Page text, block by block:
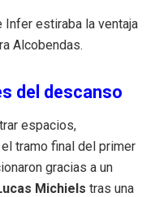
Infer estiraba la ventaja
Alcobendas.
del descanso
espacios,
el tramo final del primer
gracias a un
Michiels tras una